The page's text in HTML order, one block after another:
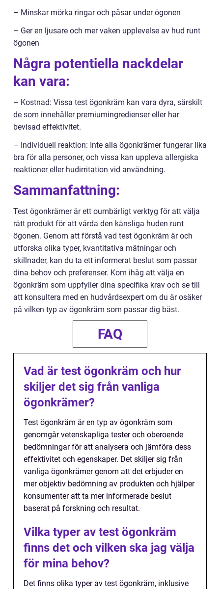
– Minskar mörka ringar och påsar under ögonen
– Ger en ljusare och mer vaken upplevelse av hud runt
ögonen
Några potentiella nackdelar
kan vara:
– Kostnad: Vissa test ögonkräm kan vara dyra, särskilt
de som innehåller premiumingredienser eller har
bevisad effektivitet.
– Individuell reaktion: Inte alla ögonkrämer fungerar lika
bra för alla personer, och vissa kan uppleva allergiska
reaktioner eller hudirritation vid användning.
Sammanfattning:
Test ögonkrämer är ett oumbärligt verktyg för att välja
rätt produkt för att vårda den känsliga huden runt
ögonen. Genom att förstå vad test ögonkräm är och
utforska olika typer, kvantitativa mätningar och
skillnader, kan du ta ett informerat beslut som passar
dina behov och preferenser. Kom ihåg att välja en
ögonkräm som uppfyller dina specifika krav och se till
att konsultera med en hudvårdsexpert om du är osäker
på vilken typ av ögonkräm som passar dig bäst.
FAQ
Vad är test ögonkräm och hur
skiljer det sig från vanliga
ögonkrämer?
Test ögonkräm är en typ av ögonkräm som
genomgår vetenskapliga tester och oberoende
bedömningar för att analysera och jämföra dess
effektivitet och egenskaper. Det skiljer sig från
vanliga ögonkrämer genom att det erbjuder en
mer objektiv bedömning av produkten och hjälper
konsumenter att ta mer informerade beslut
baserat på forskning och resultat.
Vilka typer av test ögonkräm
finns det och vilken ska jag välja
för mina behov?
Det finns olika typer av test ögonkräm, inklusive